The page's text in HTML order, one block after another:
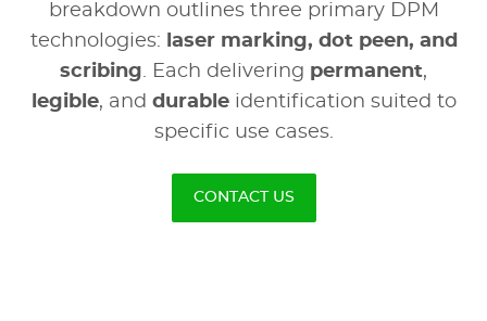
breakdown outlines three primary DPM
technologies:
laser marking, dot peen, and
scribing. Each delivering permanent,
legible, and durable identification suited to
specific use cases.
CONTACT US